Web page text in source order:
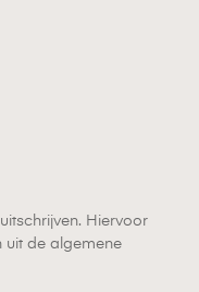
Hiervoor
uit de algemene